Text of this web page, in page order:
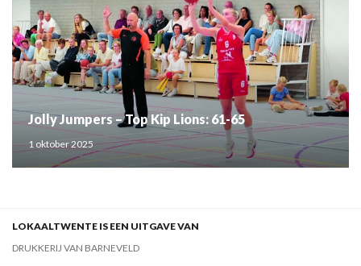
Jolly Jumpers – Top Kip Lions: 61-65
1 oktober 2025
LOKAALTWENTE IS EEN UITGAVE VAN
DRUKKERIJ VAN BARNEVELD